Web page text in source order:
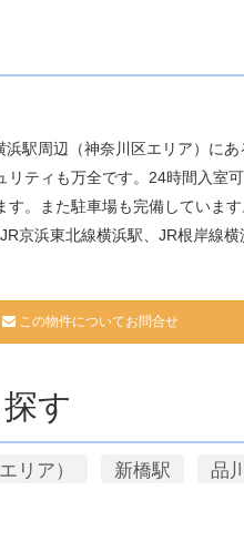
駅周辺（神奈川区エリア）に
ティも万全です。24時間入室
。また駐車場も完備しています
京浜東北線横浜駅、JR根岸線
この物件についてお問合せ
す
リア） 新橋駅 品